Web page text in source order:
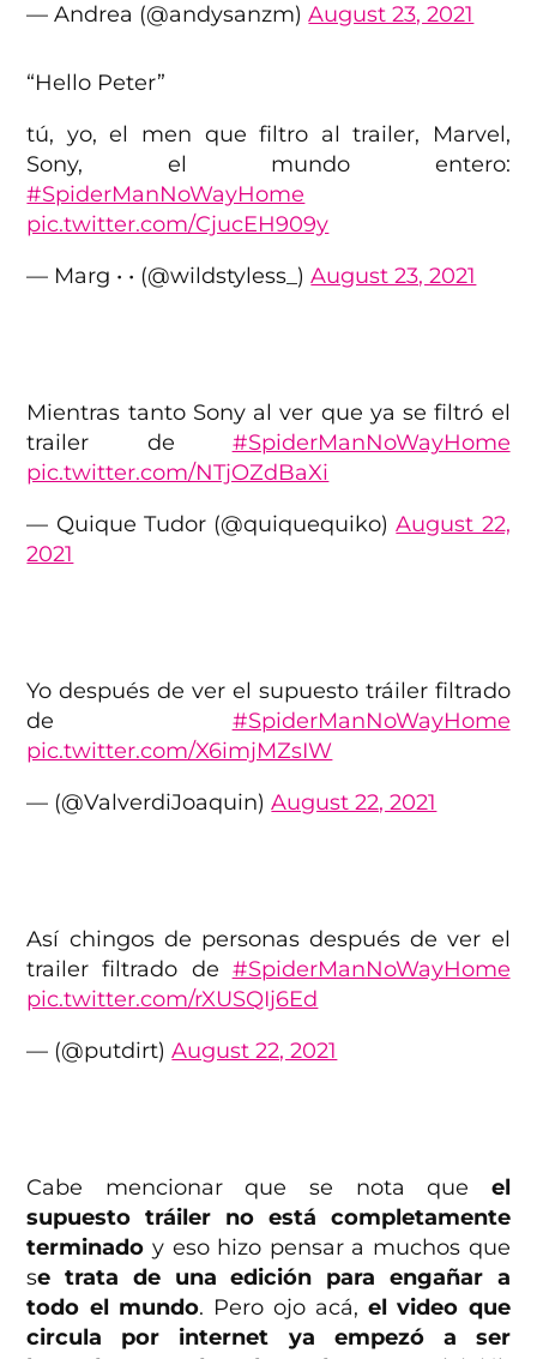
— Andrea (@andysanzm)August 23, 2021
“Hello Peter”
tú, yo, el men que filtro al trailer, Marvel,
Sony, el mundo entero:
#SpiderManNoWayHome
pic.twitter.com/CjucEH909y
— Marg • • (@wildstyless_)August 23, 2021
Mientras tanto Sony al ver que ya se filtró el
trailer de #SpiderManNoWayHome
pic.twitter.com/NTjOZdBaXi
— Quique Tudor (@quiquequiko)August 22,
2021
Yo después de ver el supuesto tráiler filtrado
de #SpiderManNoWayHome
pic.twitter.com/X6imjMZsIW
— (@ValverdiJoaquin)August 22, 2021
Así chingos de personas después de ver el
trailer filtrado de #SpiderManNoWayHome
pic.twitter.com/rXUSQIj6Ed
— (@putdirt)August 22, 2021
Cabe mencionar que se nota que el
supuesto tráiler no está completamente
terminado y eso hizo pensar a muchos que
se trata de una edición para engañar a
todo el mundo. Pero ojo acá,el video que
circula por internet ya empezó a ser